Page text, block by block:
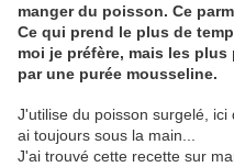
manger du poisson. Ce
Ce qui prend le plus de
moi je préfère, mais les
par une purée mousseline.
J'utilise du poisson surgelé,
ai toujours sous la main...
J'ai trouvé cette recette sur